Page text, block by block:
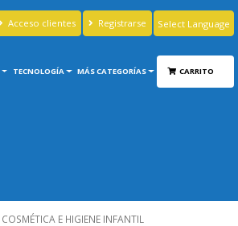
Acceso clientes Registrarse
Translate
TECNOLOGÍA MÁS CATEGORÍAS CARRITO
COSMÉTICA E HIGIENE INFANTIL